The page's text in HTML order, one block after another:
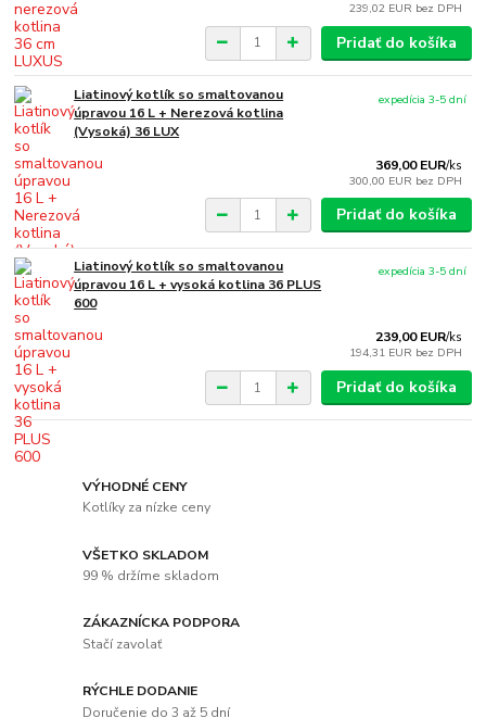
239,02 EUR bez DPH
Pridať do košíka
Liatinový kotlík so smaltovanou
úpravou 16 L + Nerezová kotlina
(Vysoká) 36 LUX
369,00 EUR/ks
300,00 EUR bez DPH
expedícia 3-5 dní
Pridať do košíka
Liatinový kotlík so smaltovanou
úpravou 16 L + vysoká kotlina 36 PLUS
600
239,00 EUR/ks
194,31 EUR bez DPH
expedícia 3-5 dní
Pridať do košíka
VÝHODNÉ CENY
Kotlíky za nízke ceny
VŠETKO SKLADOM
99 % držíme skladom
ZÁKAZNÍCKA PODPORA
Stačí zavolať
RÝCHLE DODANIE
Doručenie do 3 až 5 dní